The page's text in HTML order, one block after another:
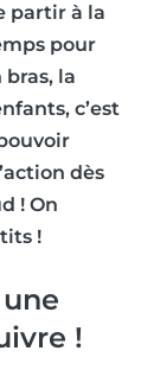
partir à la
pour
la
c’est
dès
! On
!
!